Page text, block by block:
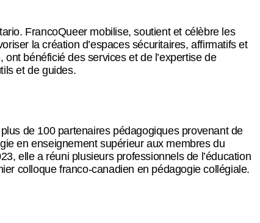
FrancoQueer mobilise, soutient et célèbre les
la création d’espaces sécuritaires, affirmatifs et
bénéficié des services et de l’expertise de
et de guides.
de 100 partenaires pédagogiques provenant de
en enseignement supérieur aux membres du
elle a réuni plusieurs professionnels de l’éducation
colloque franco-canadien en pédagogie collégiale.